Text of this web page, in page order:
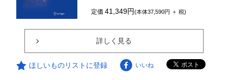
定価41,349円(本体37,590円 ＋ 税)
詳しく見る
ほしいものリストに登録 いいね